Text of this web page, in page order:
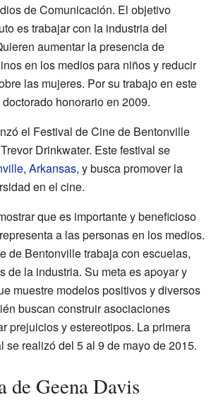
de Comunicación. El objetivo
es trabajar con la industria del
aumentar la presencia de
en los medios para niños y reducir
las mujeres. Por su trabajo en este
honorario en 2009.
el Festival de Cine de Bentonville
Drinkwater. Este festival se
, Arkansas, y busca promover la
en el cine.
que es importante y beneficioso
a las personas en los medios.
de Bentonville trabaja con escuelas,
de la industria. Su meta es apoyar y
muestre modelos positivos y diversos
buscan construir asociaciones
prejuicios y estereotipos. La primera
se realizó del 5 al 9 de mayo de 2015.
de Geena Davis